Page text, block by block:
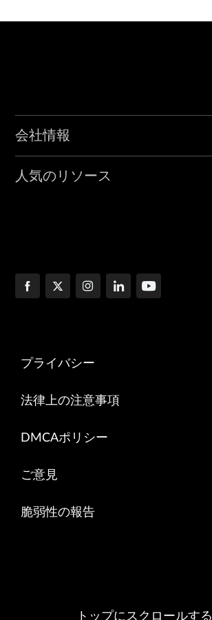
会社情報
人気のリソース
プライバシー
法律上の注意事項
DMCAポリシー
ご意見
脆弱性の報告
トップにスクロールする